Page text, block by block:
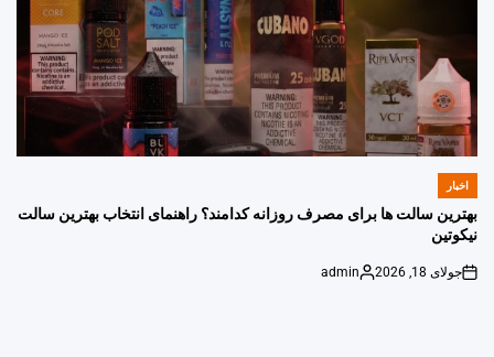
POSTED
اخبار
بهترین سالت ها برای مصرف روزانه کدامند؟ راهنمای انتخاب بهترین سالت
نیکوتین
on
جولای 18, 2026
Posted
admin